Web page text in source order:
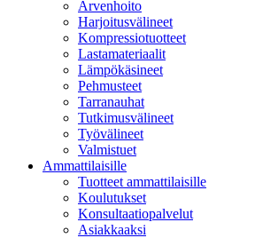
Arvenhoito
Harjoitusvälineet
Kompressiotuotteet
Lastamateriaalit
Lämpökäsineet
Pehmusteet
Tarranauhat
Tutkimusvälineet
Työvälineet
Valmistuet
Ammattilaisille
Tuotteet ammattilaisille
Koulutukset
Konsultaatiopalvelut
Asiakkaaksi